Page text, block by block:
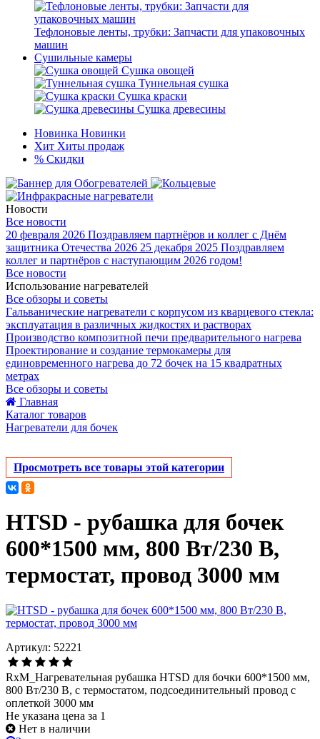
Тефлоновые ленты, трубки: Запчасти для упаковочных
машин
Сушильные камеры
Сушка овощей
Туннельная сушка
Сушка краски
Сушка древесины
Новинка Новинки
Хит Хиты продаж
% Скидки
Новости
Все новости
20 февраля 2026 Поздравляем партнёров и коллег с Днём
защитника Отечества 2026 25 декабря 2025 Поздравляем
коллег и партнёров с наступающим 2026 годом!
Все новости
Использование нагревателей
Все обзоры и советы
Гальванические нагреватели с корпусом из кварцевого стекла:
эксплуатация в различных жидкостях и растворах
Производство композитной печи предварительного нагрева
Проектирование и создание термокамеры для
единовременного нагрева до 72 бочек на 15 квадратных
метрах
Все обзоры и советы
Главная
Каталог товаров
Нагреватели для бочек
Просмотреть все товары этой категории
HTSD - рубашка для бочек
600*1500 мм, 800 Вт/230 В,
термостат, провод 3000 мм
Артикул: 52221
RxM_Нагревательная рубашка HTSD для бочки 600*1500 мм,
800 Вт/230 В, с термостатом, подсоединительный провод с
оплеткой 3000 мм
Не указана цена за 1
Нет в наличии